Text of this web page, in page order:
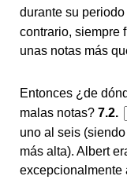
durante su
contrario, siempre
unas notas más
Entonces ¿de
malas notas? 7.2.
uno al seis
más alta). Albert
excepcionalmente